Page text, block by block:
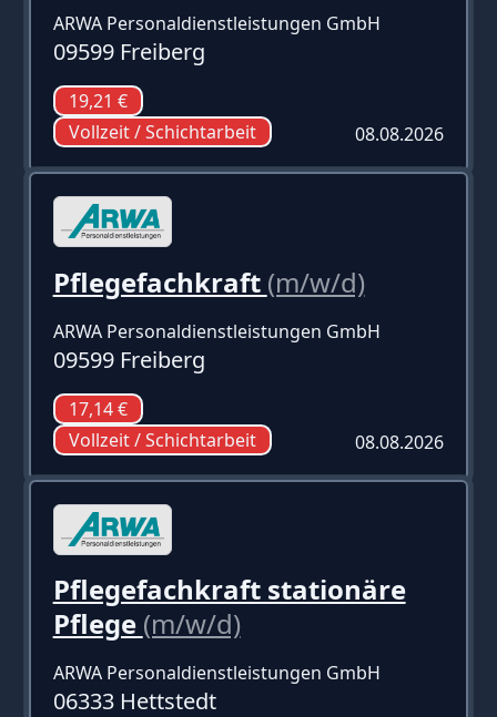
ARWA Personaldienstleistungen GmbH
09599 Freiberg
19,21 €
Vollzeit / Schichtarbeit
08.08.2026
Pflegefachkraft (m/w/d)
ARWA Personaldienstleistungen GmbH
09599 Freiberg
17,14 €
Vollzeit / Schichtarbeit
08.08.2026
Pflegefachkraft stationäre
Pflege (m/w/d)
ARWA Personaldienstleistungen GmbH
06333 Hettstedt